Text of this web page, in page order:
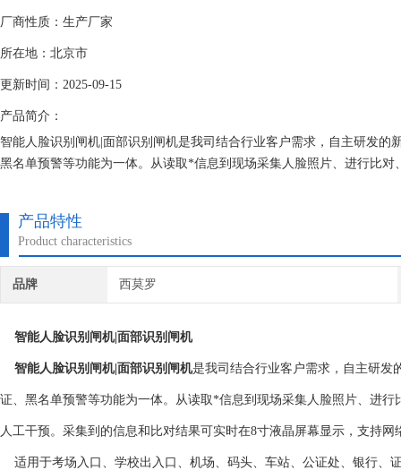
厂商性质：生产厂家
所在地：北京市
更新时间：2025-09-15
产品简介：
智能人脸识别闸机|面部识别闸机是我司结合行业客户需求，自主研发
黑名单预警等功能为一体。从读取*信息到现场采集人脸照片、进行比
产品特性
Product characteristics
品牌 西莫罗
智能人脸识别闸机|面部识别闸机
智能人脸识别闸机|面部识别闸机是我司结合行业客户需求，自主研发
证、黑名单预警等功能为一体。从读取*信息到现场采集人脸照片、进
人工干预。采集到的信息和比对结果可实时在8寸液晶屏幕显示，支持网
适用于考场入口、学校出入口、机场、码头、车站、公证处、银行、